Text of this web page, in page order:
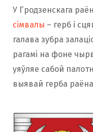
У Гродзенскага
сімвалы – герб і
галава зубра
рагамі на фоне
уяўляе сабой
выявай герба